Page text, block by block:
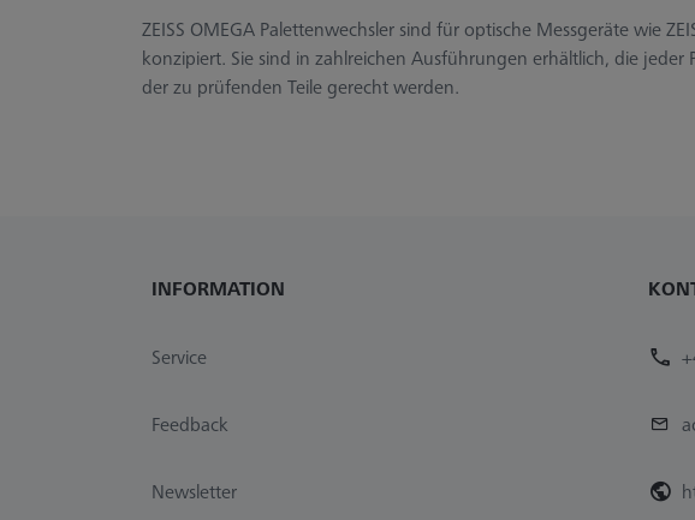
ZEISS OMEGA Palettenwechsler sind für optische Messgeräte wie
konzipiert. Sie sind in zahlreichen Ausführungen erhältlich, die
der zu prüfenden Teile gerecht werden.
INFORMATION
Service
Feedback
Newsletter